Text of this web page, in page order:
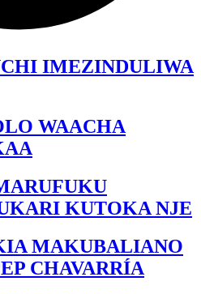
IMEZINDULIWA
WAACHA
KUTOKA NJE
MAKUBALIANO
CHAVARRÍA